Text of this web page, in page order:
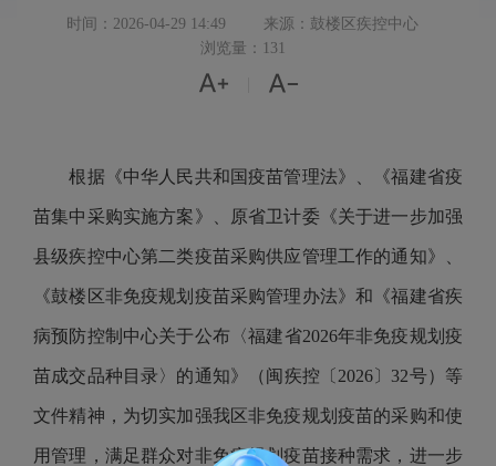
时间：2026-04-29 14:49
来源：鼓楼区疾控中心
浏览量：131
 
根据《中华人民共和国疫苗管理法》、《福建省疫
苗集中采购实施方案》、原省卫计委《关于进一步加强
县级疾控中心第二类疫苗采购供应管理工作的通知》、
《鼓楼区非免疫规划疫苗采购管理办法》和《福建省疾
病预防控制中心关于公布〈福建省2026年非免疫规划疫
苗成交品种目录〉的通知》（闽疾控〔2026〕32号）等
文件精神，为切实加强我区非免疫规划疫苗的采购和使
用管理，满足群众对非免疫规划疫苗接种需求，进一步